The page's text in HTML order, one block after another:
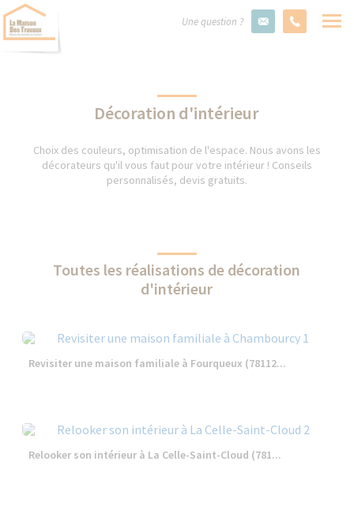
Une question ?
Décoration d'intérieur
Choix des couleurs, optimisation de l'espace. Nous avons les
décorateurs qu'il vous faut pour votre intérieur ! Conseils
personnalisés, devis gratuits.
Toutes les réalisations de décoration
d'intérieur
Revisiter une maison familiale à Fourqueux (78112...
Relooker son intérieur à La Celle-Saint-Cloud (781...